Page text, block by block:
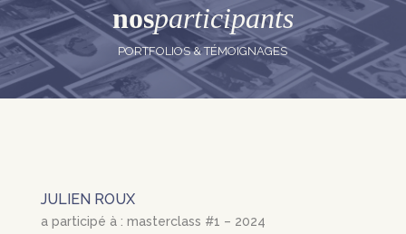
nosparticipants
PORTFOLIOS & TÉMOIGNAGES
JULIEN ROUX
a participé à : masterclass #1 – 2024